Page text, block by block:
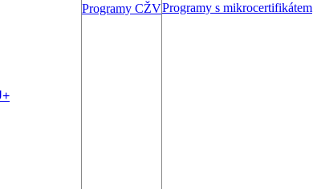
Programy CŽVProgramy s mikrocertifikátem